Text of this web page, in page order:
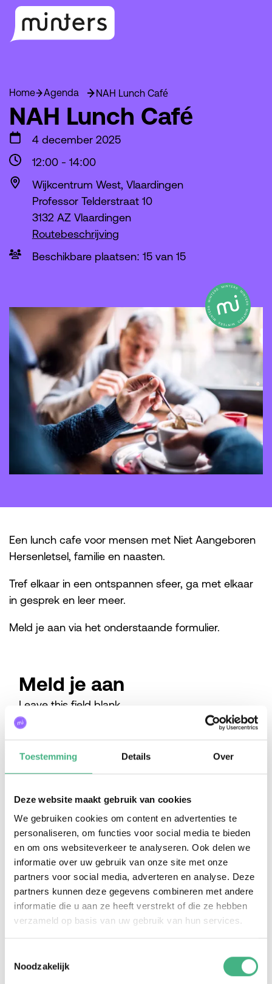
Toestemming Details Over
Deze website maakt gebruik van cookies
We gebruiken cookies om content en advertenties te
personaliseren, om functies voor social media te bieden
en om ons websiteverkeer te analyseren. Ook delen we
informatie over uw gebruik van onze site met onze
partners voor social media, adverteren en analyse. Deze
partners kunnen deze gegevens combineren met andere
informatie die u aan ze heeft verstrekt of die ze hebben
verzameld op basis van uw gebruik van hun services.
Noodzakelijk
NAH Lunch Café
4 december 2025
12:00- 14:00
Wijkcentrum West, Vlaardingen
Professor Telderstraat 10
3132 AZ Vlaardingen
Routebeschrijving
Beschikbare plaatsen: 15 van 15
Home Agenda NAH Lunch Café
Een lunch cafe voor mensen met Niet Aangeboren
Hersenletsel, familie en naasten.
Tref elkaar in een ontspannen sfeer, ga met elkaar
in gesprek en leer meer.
Meld je aan via het onderstaande formulier.
Meld je aan
Leave this field blank
Achternaam
Woonplaats